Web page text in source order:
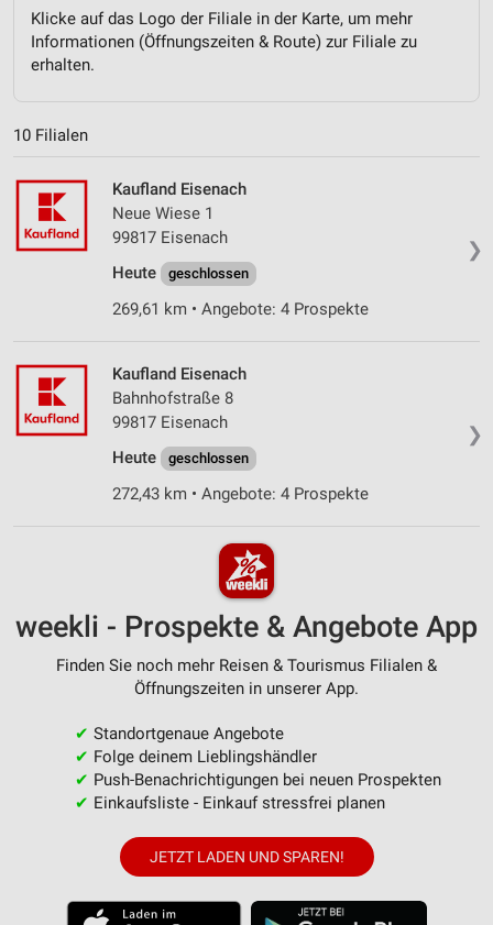
Klicke auf das Logo der Filiale in der Karte, um mehr
Informationen (Öffnungszeiten & Route) zur Filiale zu
erhalten.
10 Filialen
❯
Kaufland Eisenach
Neue Wiese 1
99817 Eisenach
Heute
geschlossen
269,61 km • Angebote: 4 Prospekte
❯
Kaufland Eisenach
Bahnhofstraße 8
99817 Eisenach
Heute
geschlossen
272,43 km • Angebote: 4 Prospekte
weekli - Prospekte & Angebote App
Finden Sie noch mehr Reisen & Tourismus Filialen &
Öffnungszeiten in unserer App.
✔ Standortgenaue Angebote
✔ Folge deinem Lieblingshändler
✔ Push-Benachrichtigungen bei neuen Prospekten
✔ Einkaufsliste - Einkauf stressfrei planen
JETZT LADEN UND SPAREN!